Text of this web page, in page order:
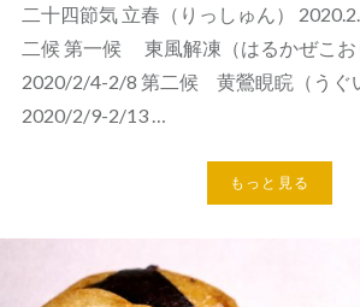
二十四節気 立春（りっしゅん）
二候 第一候 東風解凍（はるかぜこお
2020/2/4-2/8 第二候 黄鶯睍睆（うぐ
2020/2/9-2/13 …
もっと見る